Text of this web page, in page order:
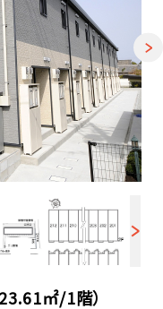
㎡/1階）